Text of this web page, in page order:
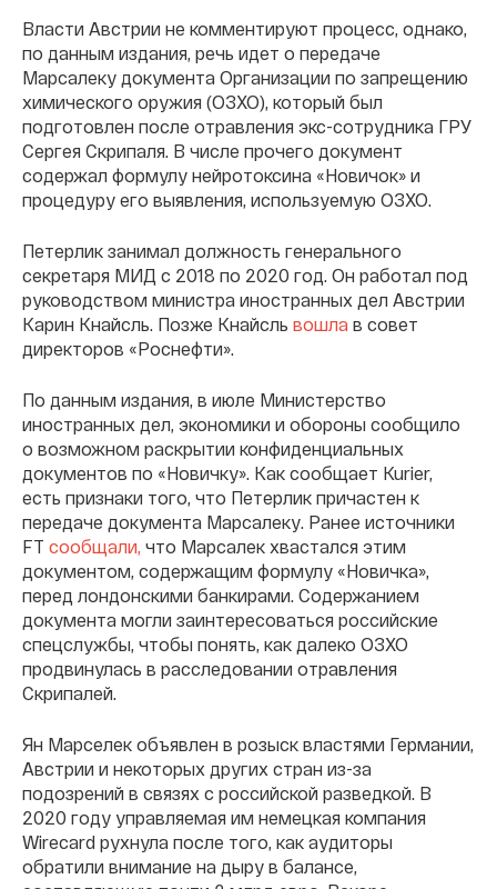
Власти Австрии не комментируют процесс, однако,
по данным издания, речь идет о передаче
Марсалеку документа Организации по запрещению
химического оружия (ОЗХО), который был
подготовлен после отравления экс-сотрудника ГРУ
Сергея Скрипаля. В числе прочего документ
содержал формулу нейротоксина «Новичок» и
процедуру его выявления, используемую ОЗХО.
Петерлик занимал должность генерального
секретаря МИД с 2018 по 2020 год. Он работал под
руководством министра иностранных дел Австрии
Карин Кнайсль. Позже Кнайсль вошла в совет
директоров «Роснефти».
По данным издания, в июле Министерство
иностранных дел, экономики и обороны сообщило
о возможном раскрытии конфиденциальных
документов по «Новичку». Как сообщает Kurier,
есть признаки того, что Петерлик причастен к
передаче документа Марсалеку. Ранее источники
FT сообщали, что Марсалек хвастался этим
документом, содержащим формулу «Новичка»,
перед лондонскими банкирами. Содержанием
документа могли заинтересоваться российские
спецслужбы, чтобы понять, как далеко ОЗХО
продвинулась в расследовании отравления
Скрипалей.
Ян Марселек объявлен в розыск властями Германии,
Австрии и некоторых других стран из-за
подозрений в связях с российской разведкой. В
2020 году управляемая им немецкая компания
Wirecard рухнула после того, как аудиторы
обратили внимание на дыру в балансе,